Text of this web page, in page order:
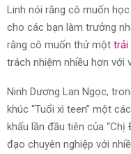
Linh nói rằng cô muốn
cho các bạn làm trưởng
rằng cô muốn thử một trải
trách nhiệm nhiều hơn với
Ninh Dương Lan Ngọc,
khúc “Tuổi xì teen” một
khấu lần đầu tiên của
đạo chuyên nghiệp với